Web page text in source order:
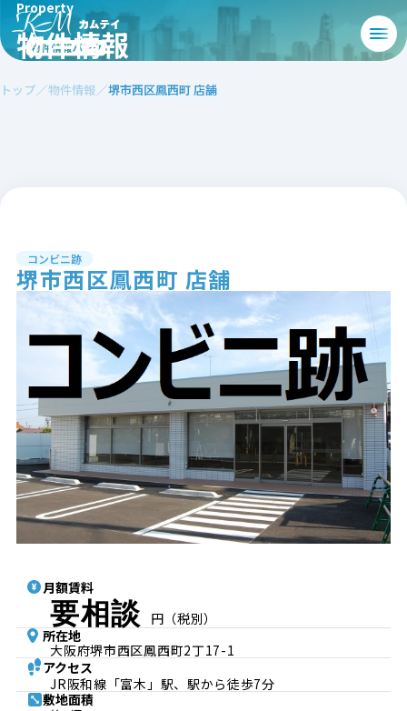
Property
物件情報
トップ 物件情報 堺市西区鳳西町 店舗
コンビニ跡
堺市西区鳳西町 店舗
月額賃料
要相談
円（税別）
所在地
大阪府堺市西区鳳西町2丁17-1
アクセス
JR阪和線「富木」駅、駅から徒歩7分
敷地面積